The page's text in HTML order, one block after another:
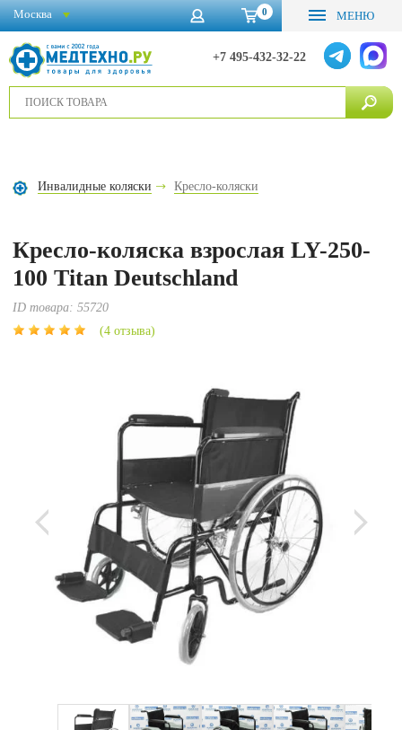
0 МЕНЮ
+7 495-432-32-22
Москва
Инвалидные коляски Кресло-коляски
Кресло-коляска взрослая LY-250-
100 Titan Deutschland
ID товара:55720
(4 отзыва)